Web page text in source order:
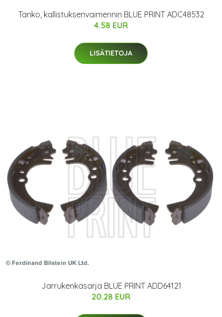
Tanko, kallistuksenvaimennin BLUE PRINT ADC48532
4.58 EUR
LISÄTIETOJA
Jarrukenkäsarja BLUE PRINT ADD64121
20.28 EUR